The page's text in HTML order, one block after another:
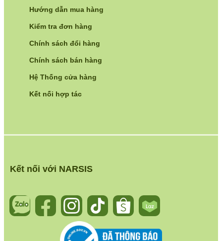
Kết nối với NARSIS
Hướng dẫn mua hàng
Kiểm tra đơn hàng
Chính sách đổi hàng
Chính sách bán hàng
Hệ Thống cửa hàng
Kết nối hợp tác